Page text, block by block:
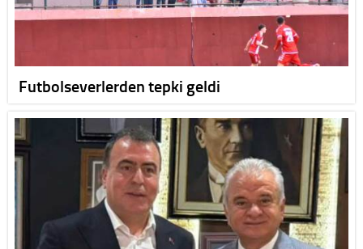
Futbolseverlerden tepki geldi